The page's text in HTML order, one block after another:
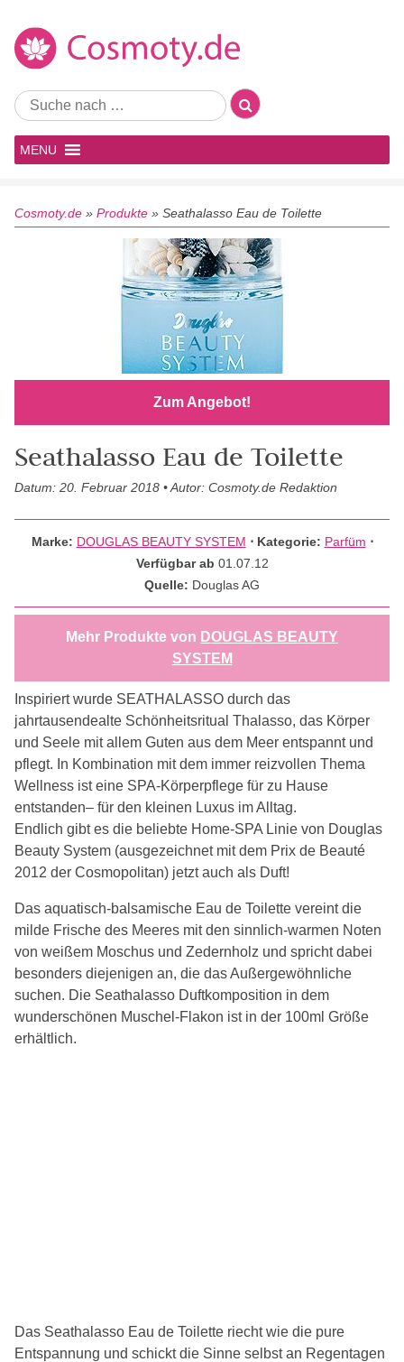
MENU
Cosmoty.de » Produkte » Seathalasso Eau de Toilette
Zum Angebot!
Seathalasso Eau de Toilette
Datum: 20. Februar 2018 • Autor: Cosmoty.de Redaktion
Marke: DOUGLAS BEAUTY SYSTEM ⋅ Kategorie: Parfüm ⋅
Verfügbar ab 01.07.12
Quelle: Douglas AG
Mehr Produkte von DOUGLAS BEAUTY
SYSTEM
Inspiriert wurde SEATHALASSO durch das
jahrtausendealte Schönheitsritual Thalasso, das Körper
und Seele mit allem Guten aus dem Meer entspannt und
pflegt. In Kombination mit dem immer reizvollen Thema
Wellness ist eine SPA-Körperpflege für zu Hause
entstanden– für den kleinen Luxus im Alltag.
Endlich gibt es die beliebte Home-SPA Linie von Douglas
Beauty System (ausgezeichnet mit dem Prix de Beauté
2012 der Cosmopolitan) jetzt auch als Duft!
Das aquatisch-balsamische Eau de Toilette vereint die
milde Frische des Meeres mit den sinnlich-warmen Noten
von weißem Moschus und Zedernholz und spricht dabei
besonders diejenigen an, die das Außergewöhnliche
suchen. Die Seathalasso Duftkomposition in dem
wunderschönen Muschel-Flakon ist in der 100ml Größe
erhältlich.
Das Seathalasso Eau de Toilette riecht wie die pure
Entspannung und schickt die Sinne selbst an Regentagen